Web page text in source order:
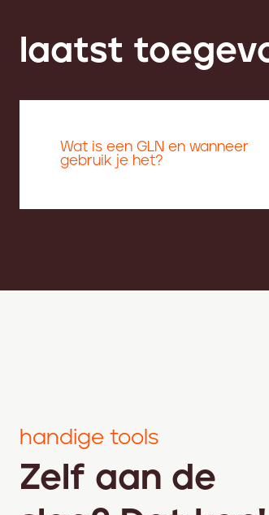
laatst
Wat is een GLN en wanneer
gebruik je het?
handige tools
Zelf aan de